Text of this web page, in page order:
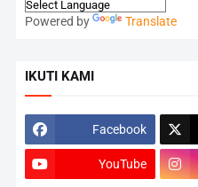
Powered by Translate
IKUTI KAMI
Facebook
YouTube